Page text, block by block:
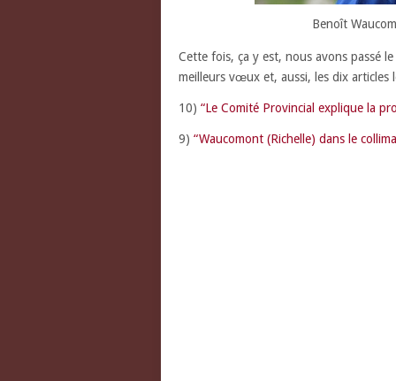
Benoît
Cette fois, ça y est, nous avons passé
meilleurs vœux et, aussi, les dix articles
10) “Le Comité Provincial explique la
9) “Waucomont (Richelle) dans le